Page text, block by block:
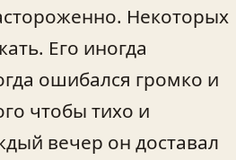
Некоторых
Его иногда
ошибался громко и
чтобы тихо и
вечер он доставал